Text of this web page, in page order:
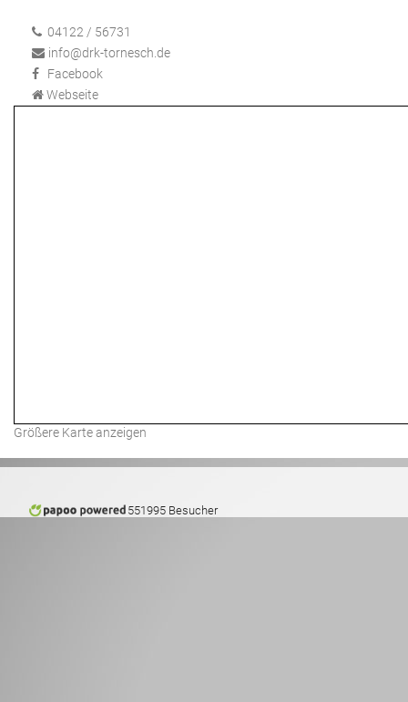
04122 / 56731
info@drk-tornesch.de
Facebook
Webseite
Größere Karte anzeigen
551995 Besucher